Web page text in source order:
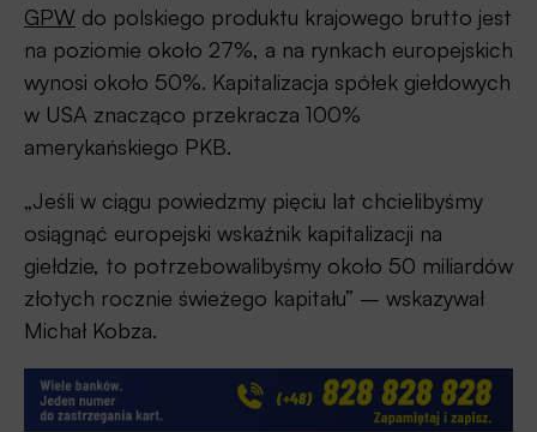
GPW do polskiego produktu krajowego brutto jest
na poziomie około 27%, a na rynkach europejskich
wynosi około 50%. Kapitalizacja spółek giełdowych
w USA znacząco przekracza 100%
amerykańskiego PKB.
„Jeśli w ciągu powiedzmy pięciu lat chcielibyśmy
osiągnąć europejski wskaźnik kapitalizacji na
giełdzie, to potrzebowalibyśmy około 50 miliardów
złotych rocznie świeżego kapitału” – wskazywał
Michał Kobza.